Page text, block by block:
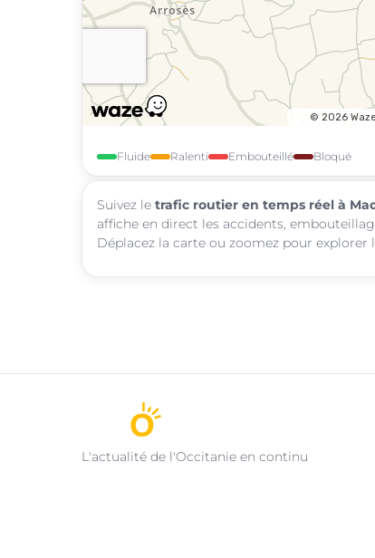
Fluide Ralenti Embouteillé Bloqué
Suivez le trafic routier en temps réel à
affiche en direct les accidents,
Déplacez la carte ou zoomez pour explorer
L'actualité de l'Occitanie en continu